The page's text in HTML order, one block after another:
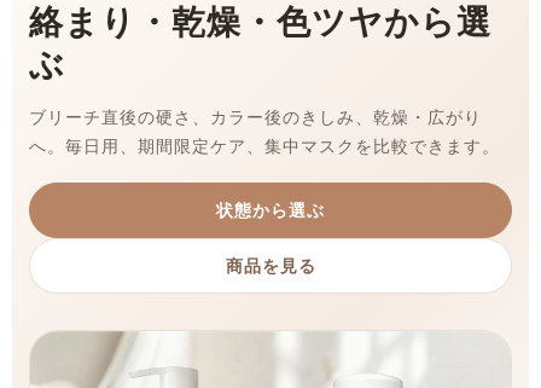
絡まり・乾燥・色ツヤから選
ぶ
ブリーチ直後の硬さ、カラー後のきしみ、乾燥・広がり
へ。毎日用、期間限定ケア、集中マスクを比較できます。
状態から選ぶ
商品を見る